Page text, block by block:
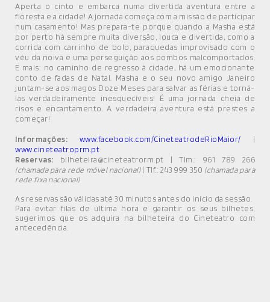
Aperta o cinto e embarca numa divertida aventura entre a
floresta e a cidade! A jornada começa com a missão de participar
num casamento! Mas prepara-te porque quando a Masha está
por perto há sempre muita diversão, louca e divertida, como a
corrida com carrinho de bolo, paraquedas improvisado com o
véu da noiva e uma perseguição aos pombos malcomportados.
E mais: no caminho de regresso à cidade, há um emocionante
conto de fadas de Natal. Masha e o seu novo amigo Janeiro
juntam-se aos magos Doze Meses para salvar as férias e torná-
las verdadeiramente inesquecíveis! É uma jornada cheia de
risos e encantamento. A verdadeira aventura está prestes a
começar!
Informações: www.facebook.com/CineteatrodeRioMaior/ |
www.cineteatroprm.pt
Reservas: bilheteira@cineteatrorm.pt | Tlm.: 961 789 266
(chamada para rede móvel nacional)| Tlf.: 243 999 350 (chamada para
rede fixa nacional)
As reservas são válidas até 30 minutos antes do início da sessão.
Para evitar filas de última hora e garantir os seus bilhetes,
sugerimos que os adquira na bilheteira do Cineteatro com
antecedência.